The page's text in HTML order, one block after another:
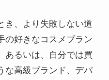
き、より失敗しない道
の好きなコスメブラン
あるいは、自分では買
な高級ブランド、デパ